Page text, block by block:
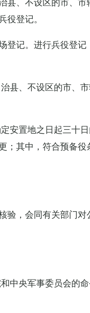
登记。
登记。进行兵役登记
县、不设区的市、市
安置地之日起三十
其中，符合预备役
验，会同有关部门对
中央军事委员会的